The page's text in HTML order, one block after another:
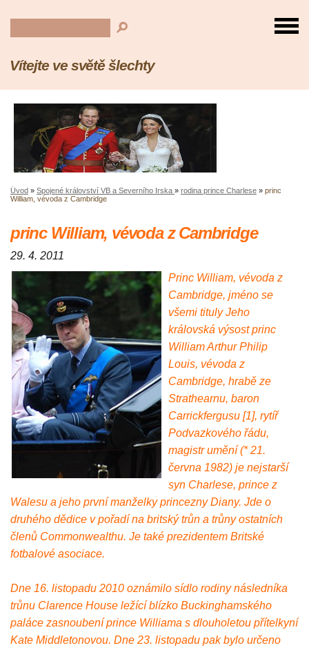
Vítejte ve světě šlechty
Úvod » Spojené království VB a Severního Irska » rodina prince Charlese » princ
William, vévoda z Cambridge
princ William, vévoda z Cambridge
29. 4. 2011
Princ William, vévoda z
Cambridge, jméno se
všemi tituly Jeho
královská výsost princ
William Arthur Philip
Louis, vévoda z
Cambridge, hrabě ze
Strathearnu, baron
Carrickfergusu [1], rytíř
Podvazkového řádu,
magistr umění (* 21.
června 1982) je nejstarší
syn Charlese, prince z
Walesu a jeho první manželky princezny Diany. Jde o
druhého dědice v pořadí na britský trůn a trůny ostatních
členů Commonwealthu. Je také prezidentem Britské
fotbalové asociace.
Dne 16. listopadu 2010 oznámilo sídlo rodiny následníka
trůnu Clarence House ležící blízko Buckinghamského
paláce zasnoubení prince Williama s dlouholetou přítelkyní
Kate Middletonovou. Dne 23. listopadu pak bylo určeno